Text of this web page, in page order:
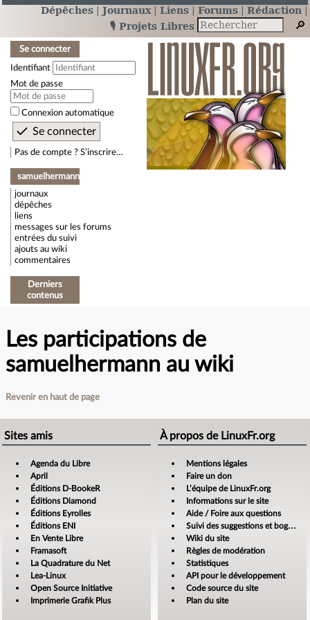
Dépêches Journaux Liens Forums
Rédaction
🎙️ Projets Libres
Se connecter
Identifiant
Mot de passe
Connexion automatique
Pas de compte ? S’inscrire…
samuelhermann
journaux
dépêches
liens
messages sur les forums
entrées du suivi
ajouts au wiki
commentaires
Derniers
contenus
Les participations de
samuelhermann au wiki
Revenir en haut de page
Sites amis
Agenda du Libre
April
Éditions D-BookeR
Éditions Diamond
Éditions Eyrolles
Éditions ENI
En Vente Libre
Framasoft
La Quadrature du Net
Lea-Linux
Open Source Initiative
Imprimerie Grafik Plus
À propos de LinuxFr.org
Mentions légales
Faire un don
L’équipe de LinuxFr.org
Informations sur le site
Aide / Foire aux questions
Suivi des suggestions et bogues
Wiki du site
Règles de modération
Statistiques
API pour le développement
Code source du site
Plan du site